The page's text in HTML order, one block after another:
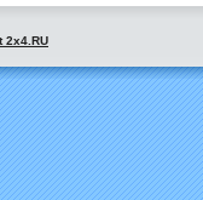
2x4.RU